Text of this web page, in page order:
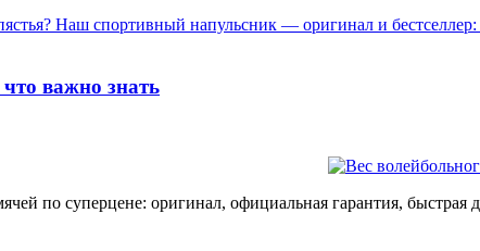
Наш спортивный напульсник — оригинал и
важно знать
по суперцене: оригинал, официальная гарантия,